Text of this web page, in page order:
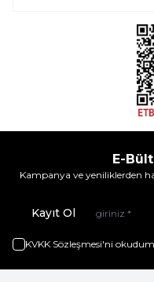
E-
Kampanya ve yeniliklerden
Kayıt Ol
KVKK Sözleşmesi'ni